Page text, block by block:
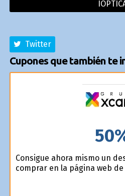
Twitter
Cupones que también te
Consigue ahora mismo un
comprar en la página web de